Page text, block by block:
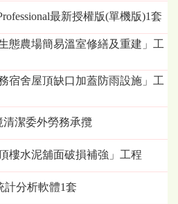
最新授權版(單機版)1套
態農場簡易溫室修繕及重建」工
宿舍屋頂缺口加蓋防雨設施」工
清潔委外勞務承攬
樓水泥舖面破損補強」工程
計分析軟體1套